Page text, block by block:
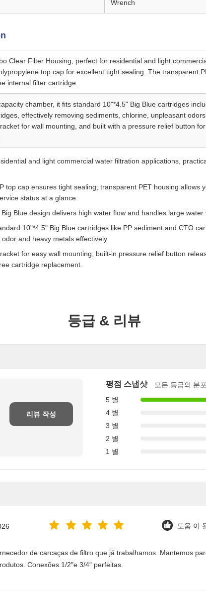
Wrench
Clear Filter Housing, perfect for residential and light
top cap for excellent tight sealing. The transparent
internal filter cartridge.
chamber, it fits standard 10"*4.5" Big Blue cartridges
effectively removing sediments, chlorine, unpleasant
for wall mounting, and built with a pressure relief button
and light commercial water filtration applications,
top cap ensures tight sealing; transparent PET housing allows
status at a glance.
Blue design delivers high water flow and handles large water
10"*4.5" Big Blue cartridges like PP sediment and CTO
and heavy metals effectively.
for easy wall mounting; built-in pressure relief button
cartridge replacement.
등급 & 리뷰
리뷰 작성
평점 스냅샷
모든 등급의 분
5 별
4 별
3 별
2 별
1 별
도움 이
de carcaças de filtro que já trabalhamos. Mantemos
Conexões 1/2"e 3/4" perfeitas.